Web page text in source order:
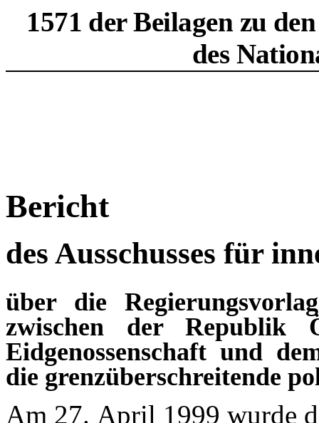
1571 der Beilagen zu
des
Bericht
des Ausschusses für
über die
zwischen der Republik
Eidgenossenschaft und
die grenzüberschreitende
Am 27. April 1999 wurde